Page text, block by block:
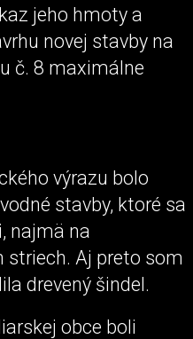
jeho hmoty a
novej stavby na
č. 8 maximálne
výrazu bolo
stavby, ktoré sa
najmä na
Aj preto som
drevený šindel.
obce boli